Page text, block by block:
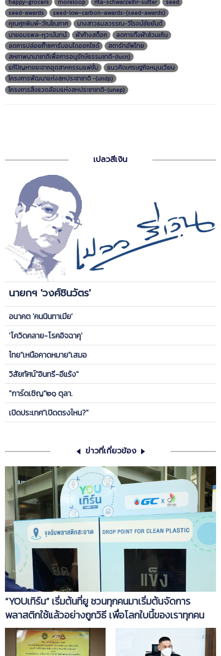
happy-grocers moreloop rita-schwarzelhr-sutter
seed
seed-awards
seed-low-carbon-awards-(seed-awards)
คุณศุภพิมพ์-วัณโณภาศ
นางสาวธมลวรรณ-วิโรจน์ชัยยันต์
นายอมรพล-หุวะนันทน์
ผ้าค้างสต็อก
ลดการทิ้งผ้าส่วนเกิน
ลดการปล่อยก๊าซคาร์บอนไดออกไซด์
สตาร์ทอัพไทย
สหภาพนานาชาติเพื่อการอนุรักษ์ธรรมชาติ-(iucn)
แก้ปัญหาขยะจากอุตสาหกรรมแฟชั่น
แนวคิดเศรษฐกิจหมุนเวียน
โครงการพัฒนาแห่งสหประชาชาติ -(undp)
โครงการสิ่งแวดล้อมแห่งสหประชาชาติ-(unep)
เปลวสีเงิน
นายกฯ 'วงศ์ชินวัตร'
อนาคต 'คนนินทาเมีย'
'โควิดคลาย-โรคอิจฉาคุ'
ไทย"เหนือคาดหมาย"เสมอ
วิสัยทัศน์"อินทรี-อีแร้ง"
"การ์ดเชิญ"๒๑ ตุลา.
เปิดประเทศ"เปิดตรงไหน?"
ข่าวที่เกี่ยวข้อง
“YOUเทิร์น” เริ่มต้นที่ยู ชวนทุกคนมาเริ่มต้นจัดการ
พลาสติกใช้แล้วอย่างถูกวิธี เพื่อโลกใบนี้ของเราทุกคน